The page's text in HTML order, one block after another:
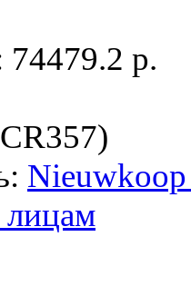
74479.2 р.